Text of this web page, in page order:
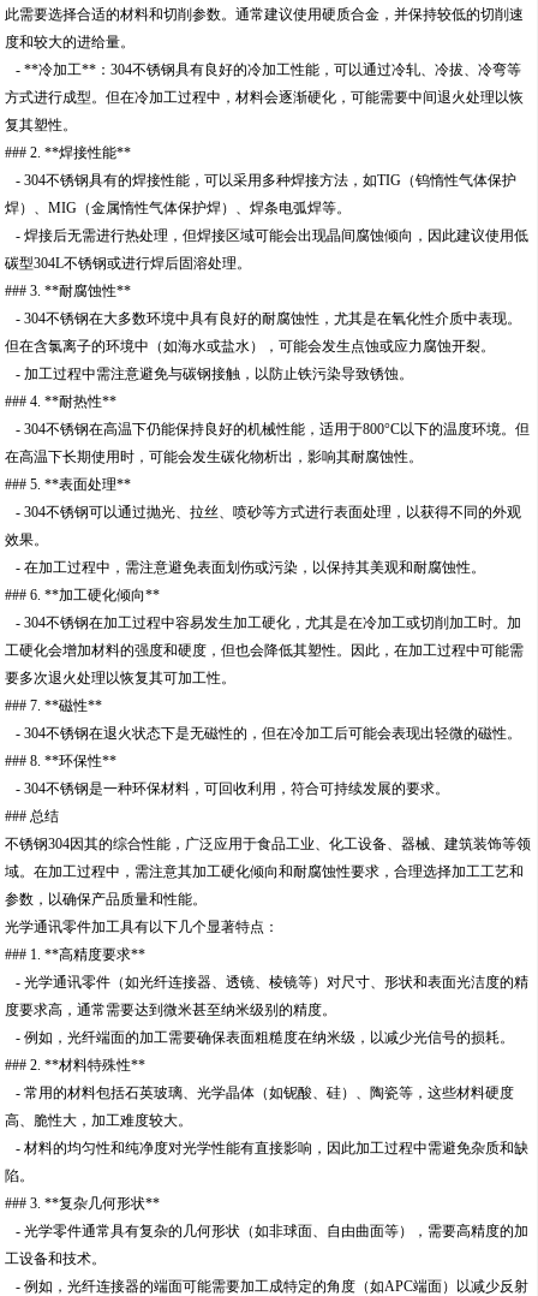
此需要选择合适的材料和切削参数。通常建议使用硬质合金，并保持较低的切削速
度和较大的进给量。
- **冷加工**：304不锈钢具有良好的冷加工性能，可以通过冷轧、冷拔、冷弯等
方式进行成型。但在冷加工过程中，材料会逐渐硬化，可能需要中间退火处理以恢
复其塑性。
### 2. **焊接性能**
- 304不锈钢具有的焊接性能，可以采用多种焊接方法，如TIG（钨惰性气体保护
焊）、MIG（金属惰性气体保护焊）、焊条电弧焊等。
- 焊接后无需进行热处理，但焊接区域可能会出现晶间腐蚀倾向，因此建议使用低
碳型304L不锈钢或进行焊后固溶处理。
### 3. **耐腐蚀性**
- 304不锈钢在大多数环境中具有良好的耐腐蚀性，尤其是在氧化性介质中表现。
但在含氯离子的环境中（如海水或盐水），可能会发生点蚀或应力腐蚀开裂。
- 加工过程中需注意避免与碳钢接触，以防止铁污染导致锈蚀。
### 4. **耐热性**
- 304不锈钢在高温下仍能保持良好的机械性能，适用于800°C以下的温度环境。但
在高温下长期使用时，可能会发生碳化物析出，影响其耐腐蚀性。
### 5. **表面处理**
- 304不锈钢可以通过抛光、拉丝、喷砂等方式进行表面处理，以获得不同的外观
效果。
- 在加工过程中，需注意避免表面划伤或污染，以保持其美观和耐腐蚀性。
### 6. **加工硬化倾向**
- 304不锈钢在加工过程中容易发生加工硬化，尤其是在冷加工或切削加工时。加
工硬化会增加材料的强度和硬度，但也会降低其塑性。因此，在加工过程中可能需
要多次退火处理以恢复其可加工性。
### 7. **磁性**
- 304不锈钢在退火状态下是无磁性的，但在冷加工后可能会表现出轻微的磁性。
### 8. **环保性**
- 304不锈钢是一种环保材料，可回收利用，符合可持续发展的要求。
### 总结
不锈钢304因其的综合性能，广泛应用于食品工业、化工设备、器械、建筑装饰等领
域。在加工过程中，需注意其加工硬化倾向和耐腐蚀性要求，合理选择加工工艺和
参数，以确保产品质量和性能。
光学通讯零件加工具有以下几个显著特点：
### 1. **高精度要求**
- 光学通讯零件（如光纤连接器、透镜、棱镜等）对尺寸、形状和表面光洁度的精
度要求高，通常需要达到微米甚至纳米级别的精度。
- 例如，光纤端面的加工需要确保表面粗糙度在纳米级，以减少光信号的损耗。
### 2. **材料特殊性**
- 常用的材料包括石英玻璃、光学晶体（如铌酸、硅）、陶瓷等，这些材料硬度
高、脆性大，加工难度较大。
- 材料的均匀性和纯净度对光学性能有直接影响，因此加工过程中需避免杂质和缺
陷。
### 3. **复杂几何形状**
- 光学零件通常具有复杂的几何形状（如非球面、自由曲面等），需要高精度的加
工设备和技术。
- 例如，光纤连接器的端面可能需要加工成特定的角度（如APC端面）以减少反射